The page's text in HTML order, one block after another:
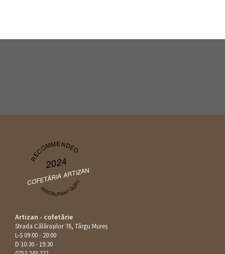
RECOMMENDED
2024
COFETĂRIA ARTIZAN
RESTAURANT GURU
Artizan - cofetărie
Strada Călăraşilor 76, Târgu Mureș
L-S 09:00 - 20:00
D 10:30 - 19:30